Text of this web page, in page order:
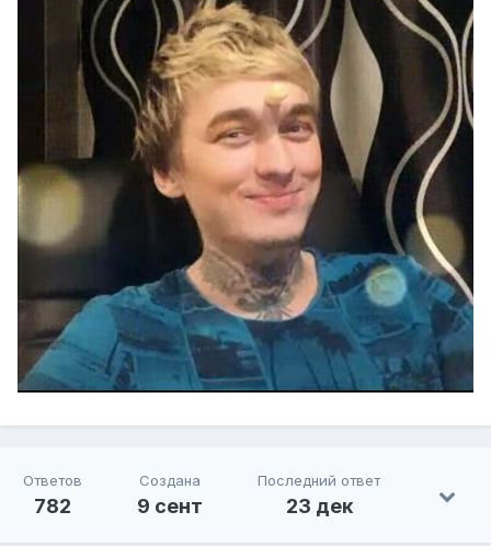
Ответов
782
Создана
9 сент
Последний ответ
23 дек